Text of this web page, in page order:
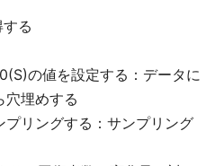
る
の値を設定する：データに
穴埋めする
リングする：サンプリング